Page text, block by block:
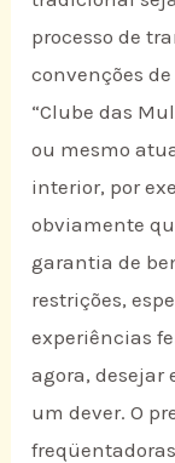
processo de
convenções
“Clube das
ou mesmo
interior, por
obviamente
garantia de
restrições,
experiências
agora, desejar
um dever. O